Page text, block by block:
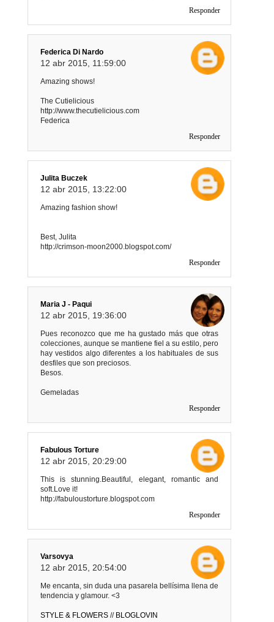
Responder
Federica Di Nardo
12 abr 2015, 11:59:00
Amazing shows!
The Cutielicious
http://www.thecutielicious.com
Federica
Responder
Julita Buczek
12 abr 2015, 13:22:00
Amazing fashion show!
Best, Julita
http://crimson-moon2000.blogspot.com/
Responder
Maria J - Paqui
12 abr 2015, 19:36:00
Pues reconozco que me ha gustado más que otras
colecciones, aunque se mantiene fiel a su estilo, pero
hay vestidos algo diferentes a los habituales de sus
desfiles que son preciosos.
Besos.
Gemeladas
Responder
Fabulous Torture
12 abr 2015, 20:29:00
This is stunning.Beautiful, elegant, romantic and
soft.Love it!
http://fabuloustorture.blogspot.com
Responder
Varsovya
12 abr 2015, 20:54:00
Me encanta, sin duda una pasarela bellísima llena de
tendencia y glamour. <3
STYLE & FLOWERS // BLOGLOVIN